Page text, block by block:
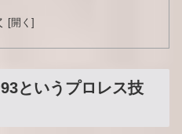
というプロレス技